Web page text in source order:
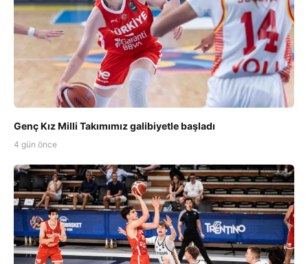
Genç Kız Milli Takımımız galibiyetle başladı
4 gün önce